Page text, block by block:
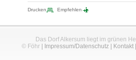
Drucken Empfehlen
Das Dorf Alkersum liegt im grünen
© Föhr| Impressum/Datenschutz| Kontakt